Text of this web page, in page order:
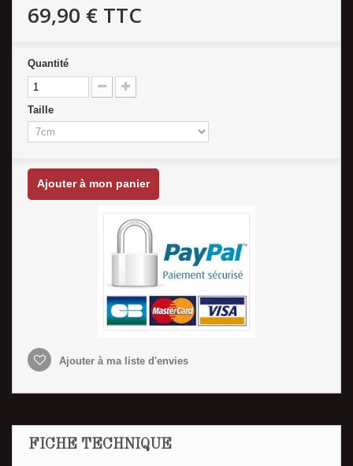
69,90 € TTC
Quantité
Taille
Ajouter à mon panier
Ajouter à ma liste d'envies
FICHE TECHNIQUE